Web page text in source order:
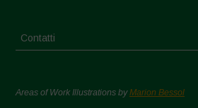
Contatti
Areas of Work Illustrations byMarion Bessol